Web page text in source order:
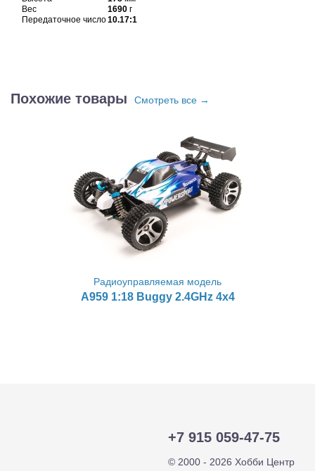
Вес
1690 г
Передаточное число10.17:1
Похожие товары Смотреть все →
Радиоуправляемая модель
A959 1:18 Buggy 2.4GHz 4x4
+7 915 059-47-75
© 2000 - 2026 Хобби Центр